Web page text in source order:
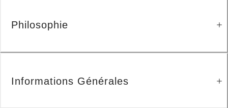
Philosophie
Informations Générales